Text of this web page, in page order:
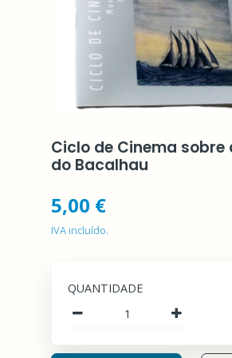
Ciclo de Cinema sobre
do Bacalhau
5,00 €
IVA incluído.
Quantidade
QUANTIDADE